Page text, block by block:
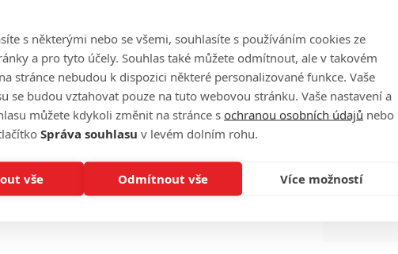
Harry
3ČLÁNEK |
One Piece:
novými
2
Nová
1
s některými nebo se všemi, souhlasíte s používáním cookies ze
a pro tyto účely. Souhlas také můžete odmítnout, ale v takovém
stránce nebudou k dispozici některé personalizované funkce. Vaše
se budou vztahovat pouze na tuto webovou stránku. Vaše nastavení a
můžete kdykoli změnit na stránce sochranou osobních údajů nebo
Správa souhlasu v levém dolním rohu.
vše Odmítnout vše Více možností